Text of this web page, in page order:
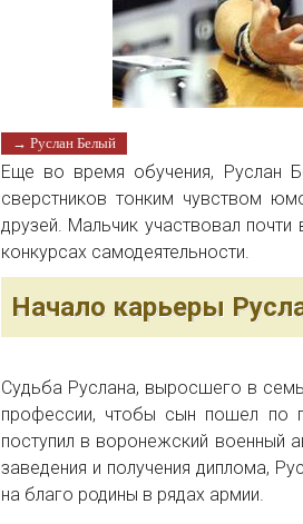
→ Руслан Белый
Еще во время обучения, Руслан
сверстников тонким чувством
друзей. Мальчик участвовал
конкурсах самодеятельности.
Начало карьеры
Судьба Руслана, выросшего в
профессии, чтобы сын пошел по
поступил в воронежский военный
заведения и получения диплома,
на благо родины в рядах армии.